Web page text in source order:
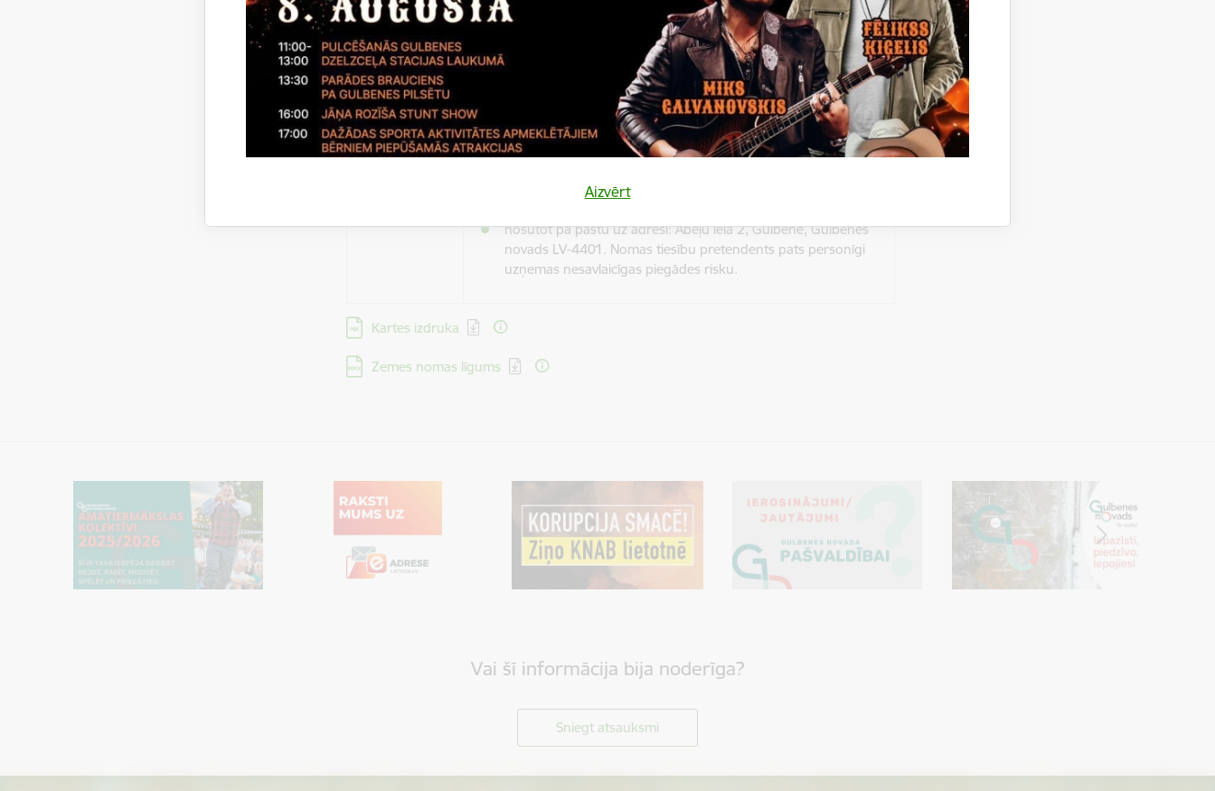
Aizvērt
objekta
vieta un laiks
Kontaktpersona par objekta teritorijas jautājumiem ir Litenes,
Stāmerienas un Stradu pagasta apvienības pārvaldes vadītājs
Vilnis Lapiņš, tālrunis
+371 26464180.
Pieteikumi iesniedzami Gulbenes novada pašvaldībā:
nododot personīgi Gulbenes novada Valsts un pašvaldības
vienotajā klientu apkalpošanas centrā, Ābeļu ielā 2, Gulbenē,
Gulbenes novadā (pirmdienās, otrdienās, trešdienās,
8:00 līdz 16:00);
nosūtot pa pastu uz adresi: Ābeļu iela 2, Gulbene, Gulbenes
novads LV-4401. Nomas tiesību pretendents pats personīgi
uzņemas nesavlaicīgas piegādes risku.
Lejupielādēt:
Kartes izdruka
Lejupielādēt:
Zemes nomas līgums
Vai šī informācija bija noderīga?
Sniegt atsauksmi